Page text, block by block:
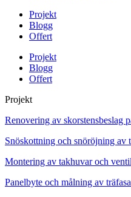
Projekt
Blogg
Offert
Projekt
Blogg
Offert
Projekt
Renovering av skorstensbeslag
Snöskottning och snöröjning av
Montering av takhuvar och
Panelbyte och målning av